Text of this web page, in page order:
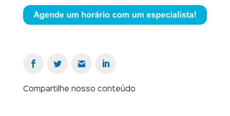
Compartilhe nosso conteúdo